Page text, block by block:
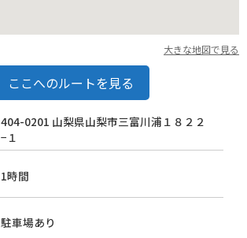
大きな地図で見る
ここへのルートを見る
404-0201 山梨県山梨市三富川浦１８２２
−１
1時間
駐車場あり